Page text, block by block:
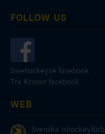
FOLLOW US
Swehockeyse facebook
Tre Kronor facebook
WEB
Svenska